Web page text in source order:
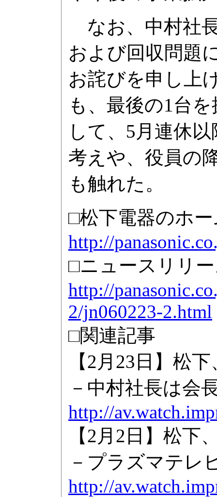
なお、中村社
および回収問題
お詫びを申し上
も、最後の1台
して、5月連休
考えや、役員の
も触れた。
□松下電器のホ
http://
□ニュースリリ
http://
2/jn060223-2.html
□関連記事
【2月23日】松
－中村社長は会
http://
【2月2日】松下
－プラズマテレ
http://